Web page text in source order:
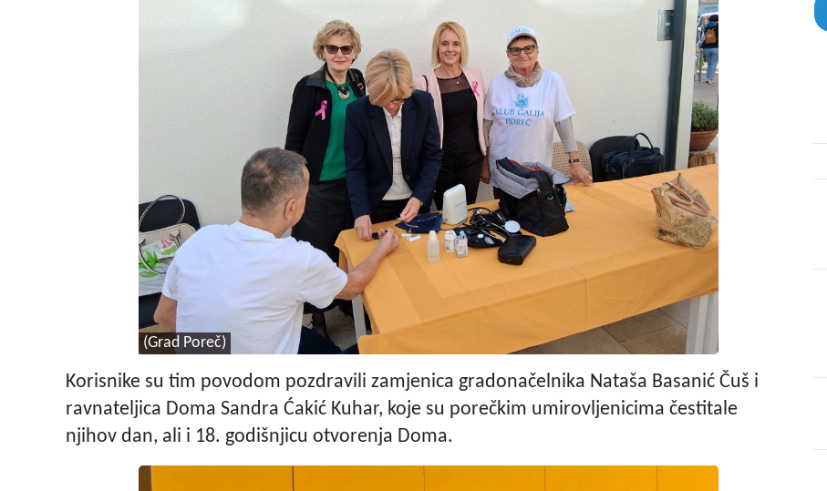
(Grad Poreč)
Korisnike su tim povodom pozdravili zamjenica gradonačelnika Nataša Basanić Čuš i
ravnateljica Doma Sandra Ćakić Kuhar, koje su porečkim umirovljenicima čestitale
njihov dan, ali i 18. godišnjicu otvorenja Doma.